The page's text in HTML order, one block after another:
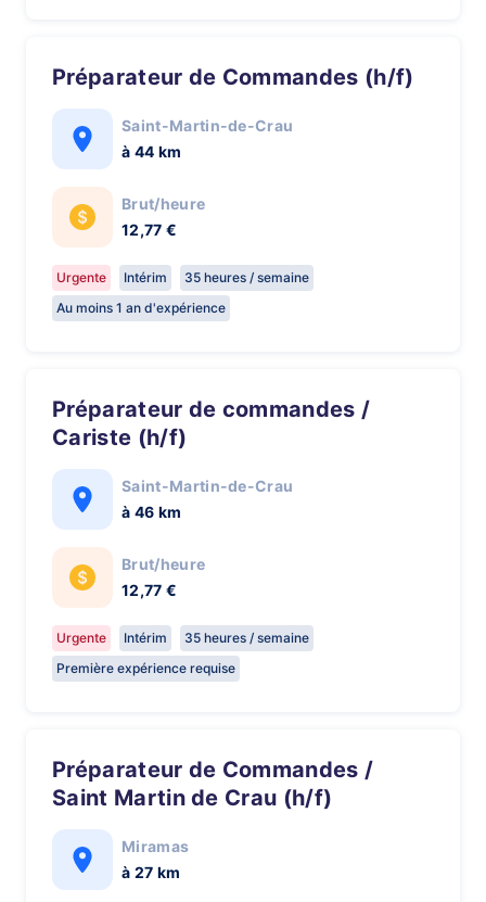
Préparateur de Commandes (h/f)
Saint-Martin-de-Crau
à 44 km
Brut/heure
12,77 €
Urgente Intérim
35 heures / semaine
Au moins 1 an d'expérience
Préparateur de commandes /
Cariste (h/f)
Saint-Martin-de-Crau
à 46 km
Brut/heure
12,77 €
Urgente Intérim
35 heures / semaine
Première expérience requise
Préparateur de Commandes /
Saint Martin de Crau (h/f)
Miramas
à 27 km